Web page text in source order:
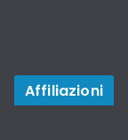
Affiliazioni